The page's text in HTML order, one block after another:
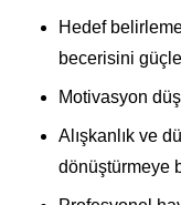
Hedef
becerisini
Motivasyon
Alışkanlık ve
dönüştürmeye